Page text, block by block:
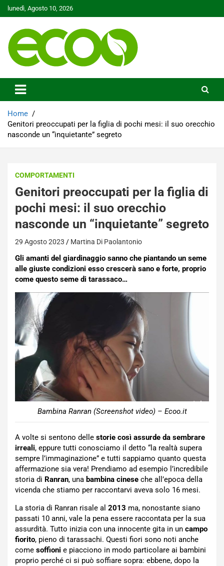
Skip
to
lunedì, Agosto 10, 2026
Ecoo.it
Home
Genitori preoccupati per la figlia di pochi mesi: il suo orecchio
nasconde un “inquietante” segreto
COMPORTAMENTI
Genitori preoccupati per la figlia di
pochi mesi: il suo orecchio
nasconde un “inquietante” segreto
29 Agosto 2023 Martina Di Paolantonio
Gli amanti del giardinaggio sanno che piantando un seme
alle giuste condizioni esso crescerà sano e forte, proprio
come questo seme di tarassaco…
Bambina Ranran (Screenshot video) – Ecoo.it
A volte si sentono delle storie così assurde da sembrare
irreali, eppure tutti conosciamo il detto “la realtà supera
sempre l’immaginazione” e tutti sappiamo quanto questa
affermazione sia vera! Prendiamo ad esempio l’incredibile
storia di Ranran, una bambina cinese che all’epoca della
vicenda che stiamo per raccontarvi aveva solo 16 mesi.
La storia di Ranran risale al 2013 ma, nonostante siano
passati 10 anni, vale la pena essere raccontata per la sua
assurdità. Tutto inizia con una innocente gita in un campo
fiorito, pieno di tarassachi. Questi fiori sono noti anche
come soffioni e piacciono in modo particolare ai bambini
proprio perché ci si può soffiare sopra: ebbene, dopo la